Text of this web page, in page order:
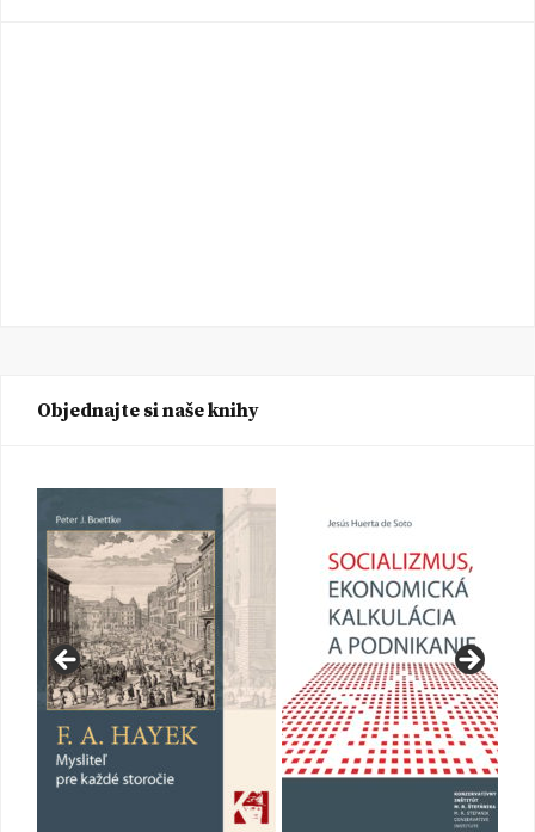
Objednajte si naše knihy